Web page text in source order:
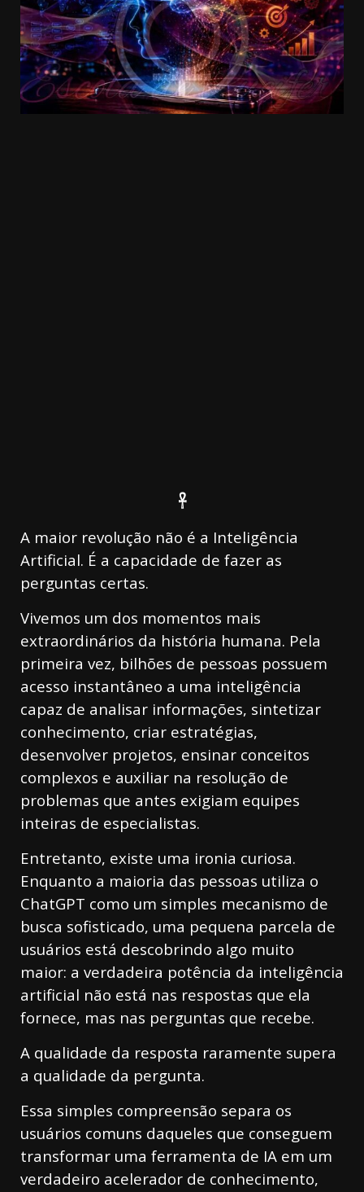
𓋹
A maior revolução não é a Inteligência
Artificial. É a capacidade de fazer as
perguntas certas.
Vivemos um dos momentos mais
extraordinários da história humana. Pela
primeira vez, bilhões de pessoas possuem
acesso instantâneo a uma inteligência
capaz de analisar informações, sintetizar
conhecimento, criar estratégias,
desenvolver projetos, ensinar conceitos
complexos e auxiliar na resolução de
problemas que antes exigiam equipes
inteiras de especialistas.
Entretanto, existe uma ironia curiosa.
Enquanto a maioria das pessoas utiliza o
ChatGPT como um simples mecanismo de
busca sofisticado, uma pequena parcela de
usuários está descobrindo algo muito
maior: a verdadeira potência da inteligência
artificial não está nas respostas que ela
fornece, mas nas perguntas que recebe.
A qualidade da resposta raramente supera
a qualidade da pergunta.
Essa simples compreensão separa os
usuários comuns daqueles que conseguem
transformar uma ferramenta de IA em um
verdadeiro acelerador de conhecimento,